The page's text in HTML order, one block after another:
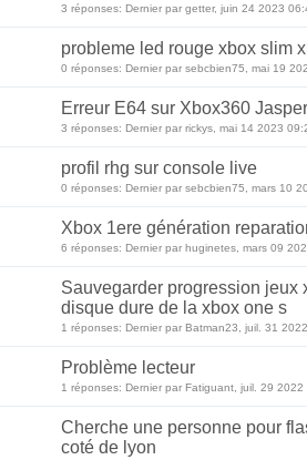
3 réponses: Dernier par getter, juin 24 2023
probleme led rouge xbox slim
0 réponses: Dernier par sebcbien75, mai 19
Erreur E64 sur Xbox360
3 réponses: Dernier par rickys, mai 14 2023
profil rhg sur console live
0 réponses: Dernier par sebcbien75, mars 10
Xbox 1ere génération
6 réponses: Dernier par huginetes, mars 09
Sauvegarder progression jeux
disque dure de la xbox one s
1 réponses: Dernier par Batman23, juil. 31
Problème lecteur
1 réponses: Dernier par Fatiguant, juil. 29 2022
Cherche une personne pour
coté de lyon